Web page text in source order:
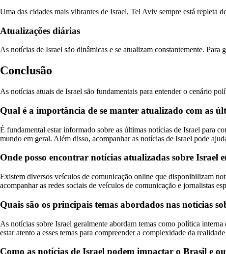
Uma das cidades mais vibrantes de Israel, Tel Aviv sempre está repleta
Atualizações diárias
As notícias de Israel são dinâmicas e se atualizam constantemente.
Conclusão
As notícias atuais de Israel são fundamentais para entender o cenário
Qual é a importância de se manter atualizado com as
É fundamental estar informado sobre as últimas notícias de Israel para
mundo em geral. Além disso, acompanhar as notícias de Israel pode
Onde posso encontrar notícias atualizadas sobre Israel
Existem diversos veículos de comunicação online que disponibilizam
acompanhar as redes sociais de veículos de comunicação e jornalistas
Quais são os principais temas abordados nas notícias
As notícias sobre Israel geralmente abordam temas como política
estar atento a esses temas para compreender a complexidade da
Como as notícias de Israel podem impactar o Brasil e